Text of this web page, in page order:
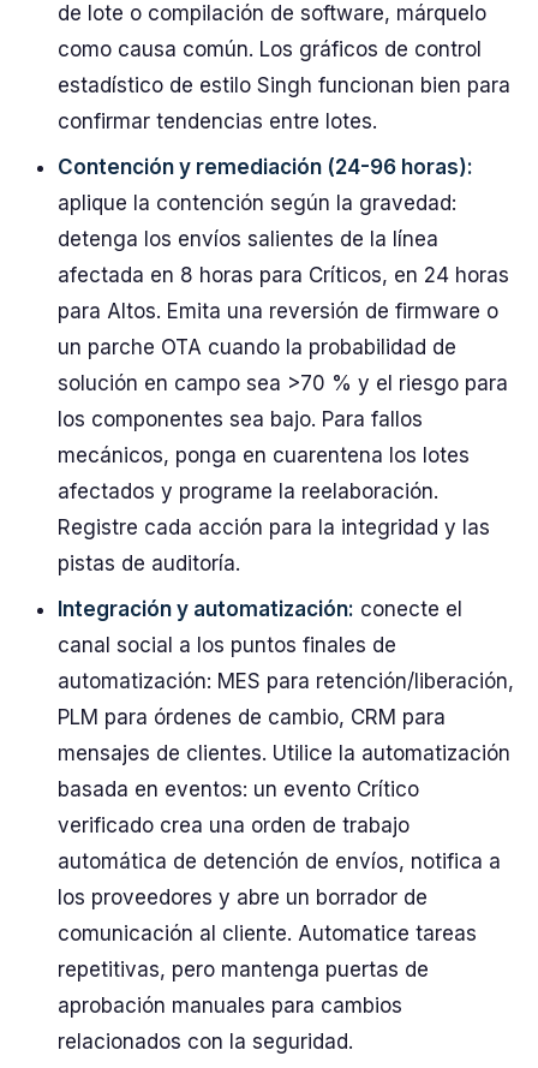
de lote o compilación de software, márquelo
como causa común. Los gráficos de control
estadístico de estilo Singh funcionan bien para
confirmar tendencias entre lotes.
Contención y remediación (24-96 horas):
aplique la contención según la gravedad:
detenga los envíos salientes de la línea
afectada en 8 horas para Críticos, en 24 horas
para Altos. Emita una reversión de firmware o
un parche OTA cuando la probabilidad de
solución en campo sea >70 % y el riesgo para
los componentes sea bajo. Para fallos
mecánicos, ponga en cuarentena los lotes
afectados y programe la reelaboración.
Registre cada acción para la integridad y las
pistas de auditoría.
Integración y automatización: conecte el
canal social a los puntos finales de
automatización: MES para retención/liberación,
PLM para órdenes de cambio, CRM para
mensajes de clientes. Utilice la automatización
basada en eventos: un evento Crítico
verificado crea una orden de trabajo
automática de detención de envíos, notifica a
los proveedores y abre un borrador de
comunicación al cliente. Automatice tareas
repetitivas, pero mantenga puertas de
aprobación manuales para cambios
relacionados con la seguridad.